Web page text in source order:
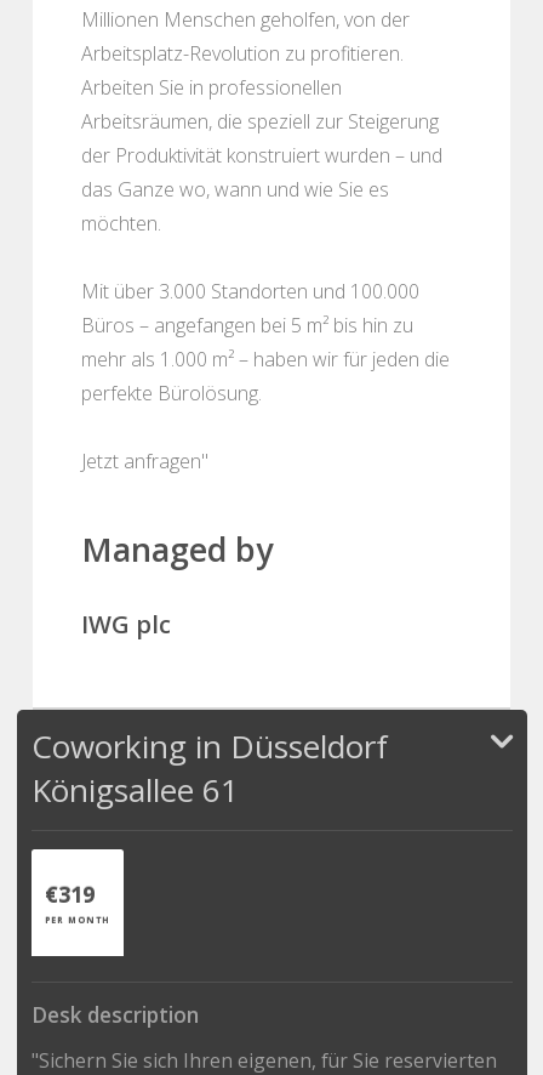
Millionen Menschen geholfen, von der
Arbeitsplatz-Revolution zu profitieren.
Arbeiten Sie in professionellen
Arbeitsräumen, die speziell zur Steigerung
der Produktivität konstruiert wurden – und
das Ganze wo, wann und wie Sie es
möchten.
Mit über 3.000 Standorten und 100.000
Büros – angefangen bei 5 m² bis hin zu
mehr als 1.000 m² – haben wir für jeden die
perfekte Bürolösung.
Jetzt anfragen"
Managed by
IWG plc
Coworking in Düsseldorf
Königsallee 61
€319
PER MONTH
Desk description
"Sichern Sie sich Ihren eigenen, für Sie reservierten